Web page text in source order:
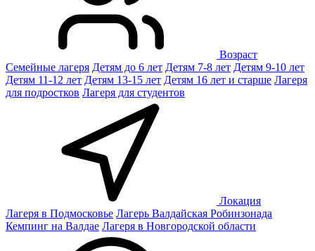
Возраст
Семейные лагеря Детям до 6 лет Детям 7-8 лет Детям 9-10 лет
Детям 11-12 лет Детям 13-15 лет Детям 16 лет и старше Лагеря
для подростков Лагеря для студентов
Локация
Лагеря в Подмосковье Лагерь Валдайская Робинзонада
Кемпинг на Валдае Лагеря в Новгородской области